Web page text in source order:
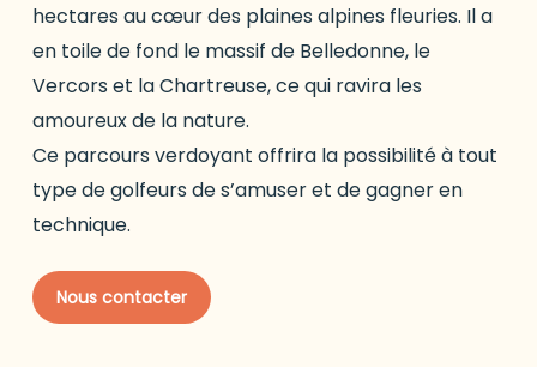
hectares au cœur des plaines alpines fleuries. Il a
en toile de fond le massif de Belledonne, le
Vercors et la Chartreuse, ce qui ravira les
amoureux de la nature.
Ce parcours verdoyant offrira la possibilité à tout
type de golfeurs de s’amuser et de gagner en
technique.
Nous contacter